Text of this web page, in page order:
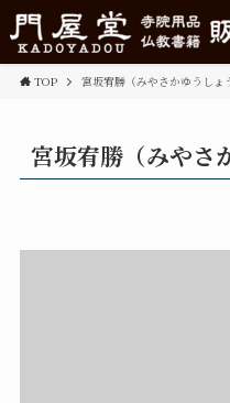
TOP 宮坂宥勝（みやさかゆうしょ
宮坂宥勝（みやさ